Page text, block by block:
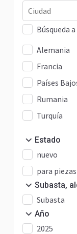
Búsqueda
Alemania
Francia
Países
Rumania
Turquía
Estado
nuevo
para piezas
Subasta,
Subasta
Año
2025